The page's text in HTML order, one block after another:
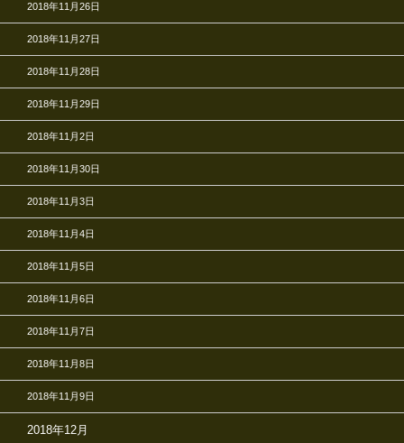
2018年11月26日
2018年11月27日
2018年11月28日
2018年11月29日
2018年11月2日
2018年11月30日
2018年11月3日
2018年11月4日
2018年11月5日
2018年11月6日
2018年11月7日
2018年11月8日
2018年11月9日
2018年12月